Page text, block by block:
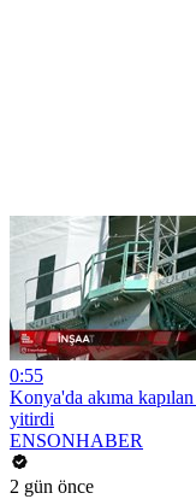
0:55
Konya'da akıma
yitirdi
ENSONHABER
2 gün önce